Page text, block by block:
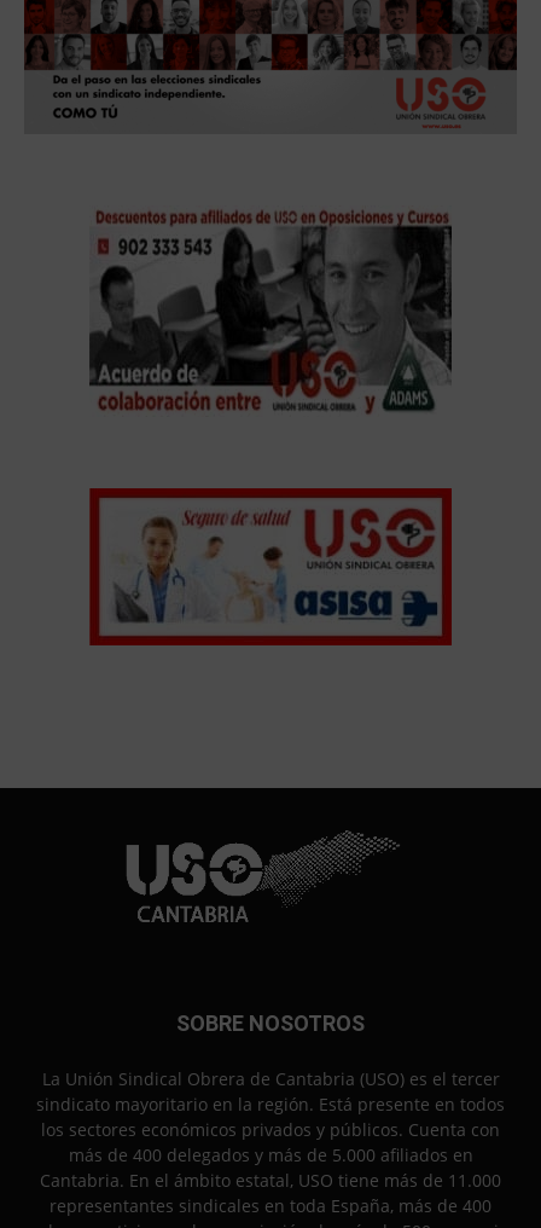
SOBRE NOSOTROS
La Unión Sindical Obrera de Cantabria (USO) es el tercer
sindicato mayoritario en la región. Está presente en todos
los sectores económicos privados y públicos. Cuenta con
más de 400 delegados y más de 5.000 afiliados en
Cantabria. En el ámbito estatal, USO tiene más de 11.000
representantes sindicales en toda España, más de 400